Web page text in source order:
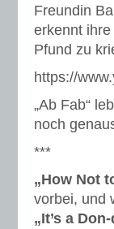
Freundin
erkennt
Pfund zu
https://
„Ab Fab“
noch
***
„How Not
vorbei, und
„It’s a